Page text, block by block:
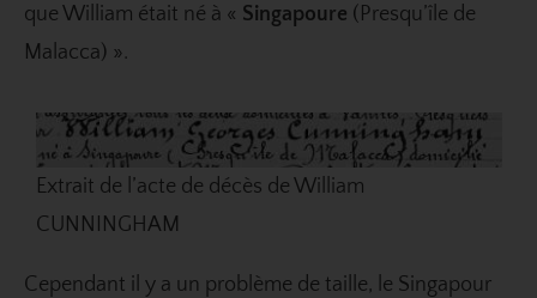
que William était né à « Singapoure (Presqu’île de
Malacca) ».
Extrait de l’acte de décès de William
CUNNINGHAM
Cependant il y a un problème de taille, le Singapour